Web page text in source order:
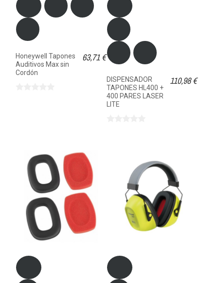
Honeywell Tapones
Auditivos Max sin
Cordón
63,71 €
DISPENSADOR
TAPONES HL400 +
400 PARES LASER
LITE
110,98 €